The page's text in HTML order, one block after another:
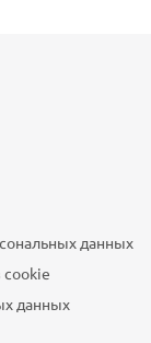
данных
cookie
данных